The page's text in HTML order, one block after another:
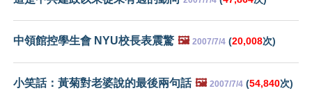
中領館控學生會 NYU校長表震驚 🖼️ 2007/7/4 (20,008次)
小笑話：黃菊對老婆說的最後兩句話 🖼️ 2007/7/4 (54,840次)